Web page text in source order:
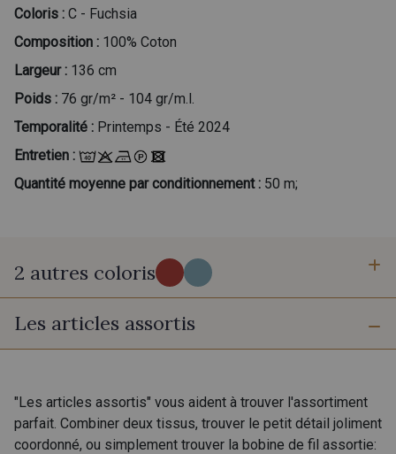
Coloris : C - Fuchsia
Composition : 100% Coton
Largeur : 136 cm
Poids : 76 gr/m² - 104 gr/m.l.
Temporalité : Printemps - Été 2024
Entretien :
Quantité moyenne par conditionnement : 50 m;
2 autres coloris
A - Orchidée
Les articles assortis
"Les articles assortis" vous aident à trouver l'assortiment
parfait. Combiner deux tissus, trouver le petit détail joliment
coordonné, ou simplement trouver la bobine de fil assortie: